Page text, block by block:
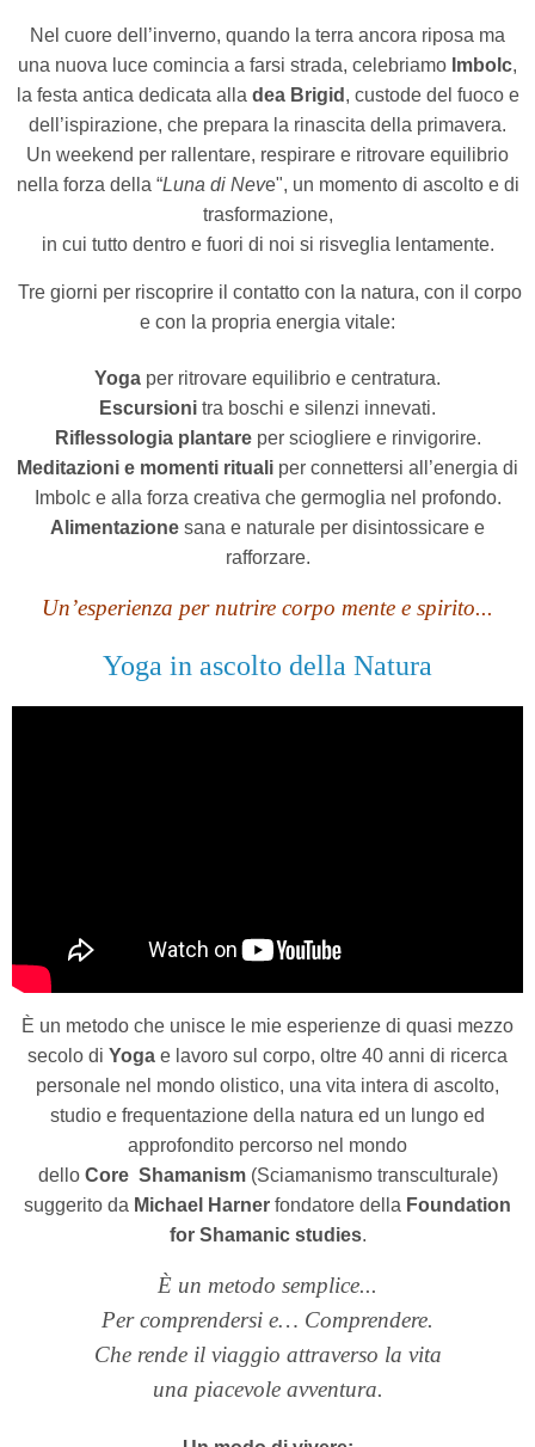
Nel cuore dell’inverno, quando la terra ancora riposa ma
una nuova luce comincia a farsi strada, celebriamo Imbolc,
la festa antica dedicata alla dea Brigid , custode del fuoco e
dell’ispirazione, che prepara la rinascita della primavera.
Un weekend per rallentare, respirare e ritrovare equilibrio
nella forza della “Luna di Neve", un momento di ascolto e di
trasformazione,
in cui tutto dentro e fuori di noi si risveglia lentamente.
Tre giorni per riscoprire il contatto con la natura, con il corpo
e con la propria energia vitale:
Yoga per ritrovare equilibrio e centratura.
Escursioni tra boschi e silenzi innevati.
Riflessologia plantareper sciogliere e rinvigorire.
Meditazioni e momenti rituali per connettersi all’energia di
Imbolc e alla forza creativa che germoglia nel profondo.
Alimentazione sana e naturale per disintossicare e
rafforzare.
Un’esperienza per nutrire corpo mente e spirito...
Yoga in ascolto della Natura
È un metodo che unisce le mie esperienze di quasi mezzo
secolo di Yoga e lavoro sul corpo, oltre 40 anni di ricerca
personale nel mondo olistico, una vita intera di ascolto,
studio e frequentazione della natura ed un lungo ed
approfondito percorso nel mondo
dello Core Shamanism (Sciamanismo transculturale)
suggerito da Michael Harner fondatore della Foundation
for Shamanic studies.
È un metodo semplice...
Per comprendersi e… Comprendere.
Che rende il viaggio attraverso la vita
una piacevole avventura.